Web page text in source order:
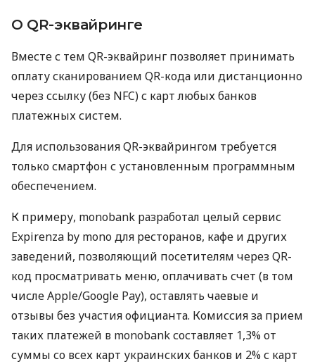
О QR-эквайринге
Вместе с тем QR-эквайринг позволяет принимать
оплату сканированием QR-кода или дистанционно
через ссылку (без NFC) с карт любых банков
платежных систем.
Для использования QR-эквайрингом требуется
только смартфон с установленным программным
обеспечением.
К примеру, monobank разработал целый сервис
Expirenza by mono для ресторанов, кафе и других
заведений, позволяющий посетителям через QR-
код просматривать меню, оплачивать счет (в том
числе Apple/Google Pay), оставлять чаевые и
отзывы без участия официанта. Комиссия за прием
таких платежей в monobank составляет 1,3% от
суммы со всех карт украинских банков и 2% с карт